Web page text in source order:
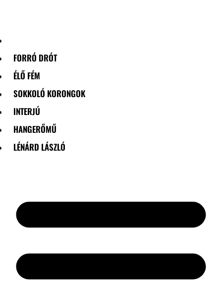
FORRÓ DRÓT
ÉLŐ FÉM
SOKKOLÓ KORONGOK
INTERJÚ
HANGERŐMŰ
LÉNÁRD LÁSZLÓ